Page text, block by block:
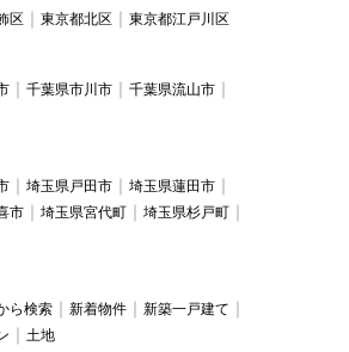
区 東京都北区 東京都江戸川区
千葉県市川市
千葉県流山市
埼玉県戸田市
埼玉県蓮田市
市 埼玉県宮代町
埼玉県杉戸町
ら検索 新着物件
新築一戸建て
土地